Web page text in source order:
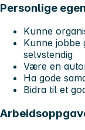
Personlige
Kunne
Kunne jobbe
selvstendig
Være en
Ha gode
Bidra til et